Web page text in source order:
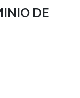
DE